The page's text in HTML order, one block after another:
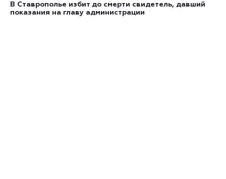
В Ставрополье избит до смерти свидетель, давший
показания на главу администрации